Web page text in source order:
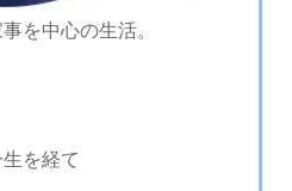
を中心の生活。
を経て